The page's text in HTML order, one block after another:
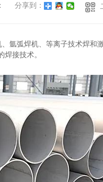
分享到：
弧焊机、等离子技术焊和
接技术。